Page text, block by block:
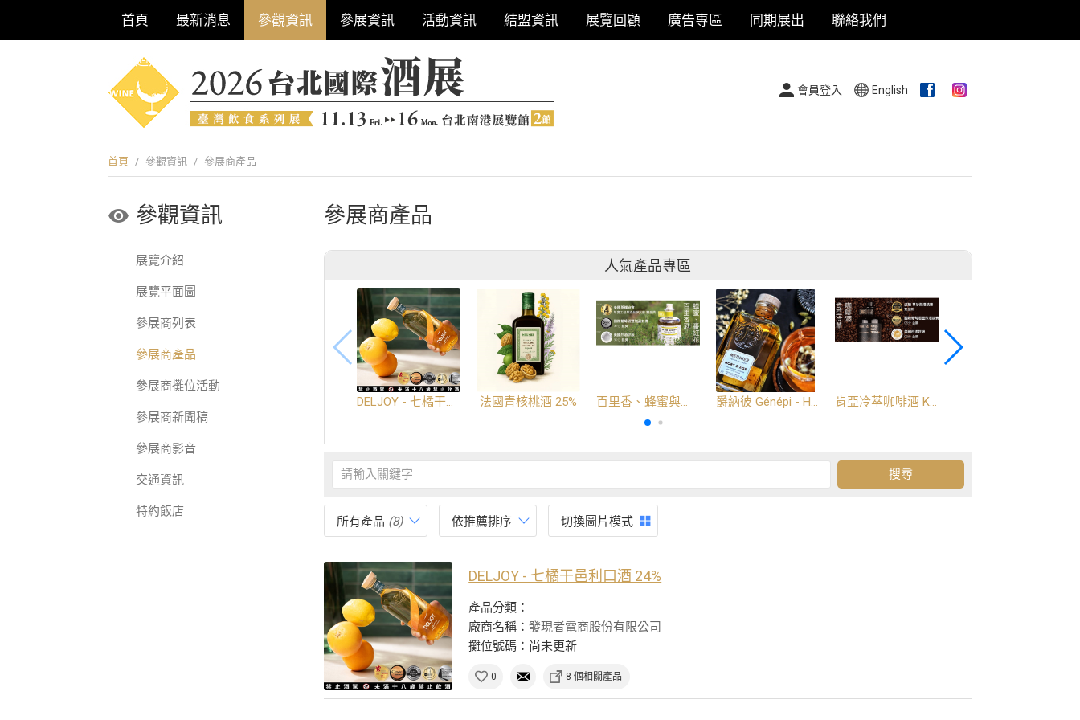
首頁 最新消息 參觀資訊 參展資訊 活動資訊 結盟資訊 展覽回顧 廣告專區 同期展出 聯絡我們
巡迴酒展系列
會員登入 English
首頁 / 參觀資訊 / 參展商產品
參觀資訊
展覽介紹
展覽平面圖
參展商列表
參展商產品
參展商攤位活動
參展商新聞稿
參展商影音
交通資訊
特約飯店
參展商產品
人氣產品專區
DELJOY - 七橘干邑利口酒 24% 法國青核桃酒 25% 百里香、蜂蜜與番紅花酒 爵納彼 Génépi - Hors d'Age (橡木桶陳釀) -阿爾卑斯山草本酒 肯亞冷萃咖啡酒 Kenya Coffee Brew
所有產品 (8) 依推薦排序 切換圖片模式
DELJOY - 七橘干邑利口酒 24%
產品分類：
廠商名稱：發現者電商股份有限公司
攤位號碼：尚未更新
0 8 個相關產品